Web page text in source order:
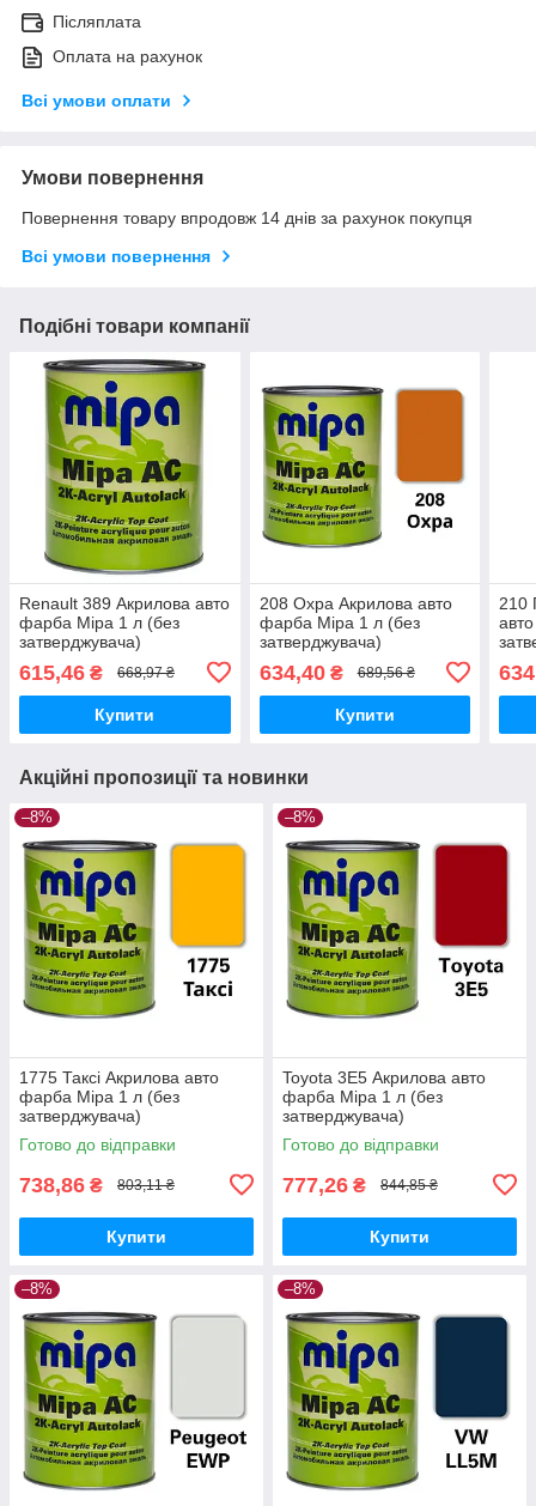
Післяплата
Оплата на рахунок
Всі умови оплати
Умови повернення
Повернення товару впродовж 14 днів за рахунок покупця
Всі умови повернення
Подібні товари компанії
Renault 389 Акрилова авто
фарба Mipa 1 л (без
затверджувача)
615,46 ₴ 668,97 ₴
Купити
208 Охра Акрилова авто
фарба Mipa 1 л (без
затверджувача)
634,40₴ 689,56 ₴
Купити
210
Акційні пропозиції та новинки
–8%
1775 Таксі Акрилова авто
фарба Mipa 1 л (без
затверджувача)
Готово до відправки
738,86 ₴ 803,11 ₴
Купити
–8%
Toyota 3E5 Акрилова авто
фарба Mipa 1 л (без
затверджувача)
Готово до відправки
777,26 ₴ 844,85 ₴
Купити
–8% –8%